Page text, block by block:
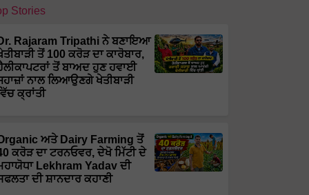
Stories
Rajaram Tripathi ਨੇ ਬਣਾਇਆ
ਤੋਂ 100 ਕਰੋੜ ਦਾ ਕਾਰੋਬਾਰ,
ਤੋਂ ਬਾਅਦ ਹੁਣ ਹਵਾਈ
ਨਾਲ ਲਿਆਉਣਗੇ ਖੇਤੀਬਾੜੀ
ਕ੍ਰਾਂਤੀ
ਅਤੇ Dairy Farming ਤੋਂ
ਕਰੋੜ ਦਾ ਟਰਨਓਵਰ, ਦੇਖੋ ਮਿੱਟੀ ਦੇ
Lekhram Yadav ਦੀ
ਦੀ ਸ਼ਾਨਦਾਰ ਕਹਾਣੀ